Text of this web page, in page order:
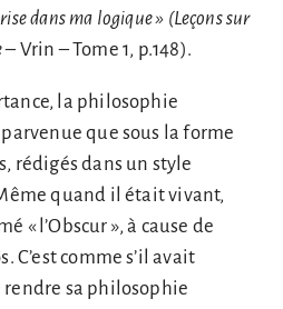
dans ma logique» (Leçons sur
– Vrin – Tome 1, p.148).
la philosophie
que sous la forme
rédigés dans un style
quand il était vivant,
« l’Obscur », à cause de
C’est comme s’il avait
sa philosophie